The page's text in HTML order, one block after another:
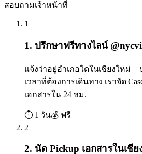
สอบถามเจ้าหน้าที่
1
1. ปรึกษาฟรีทางไลน์
แจ้งว่าอยู่อำเภอใดในเชียงใหม่ +
เวลาที่ต้องการเดินทาง เราจัด
เอกสารใน 24 ชม.
⏱ 1 วัน💰 ฟรี
2
2. นัด Pickup เอกสารในเชีย